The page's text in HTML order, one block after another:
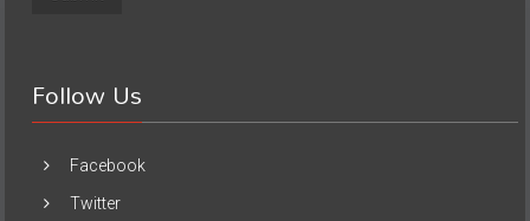
Follow Us
Facebook
Twitter